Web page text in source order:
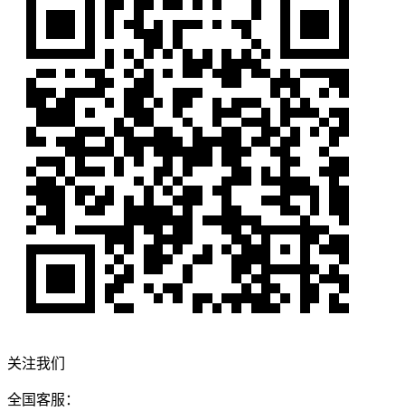
关注我们
全国客服：